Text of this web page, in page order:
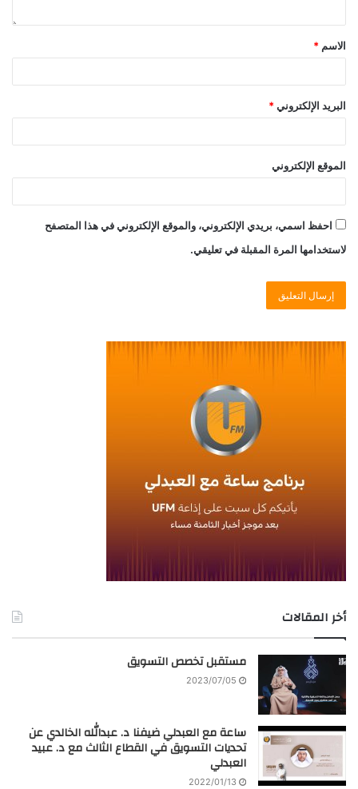
الاسم *
البريد الإلكتروني *
الموقع الإلكتروني
احفظ اسمي، بريدي الإلكتروني، والموقع الإلكتروني في هذا المتصفح
لاستخدامها المرة المقبلة في تعليقي.
أخر المقالات
مستقبل تخصص التسويق
2023/07/05
ساعة مع العبدلي ضيفنا د. عبدالله الخالدي عن
تحديات التسويق في القطاع الثالث مع د. عبيد
العبدلي
2022/01/13